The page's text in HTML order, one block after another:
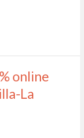
online
La